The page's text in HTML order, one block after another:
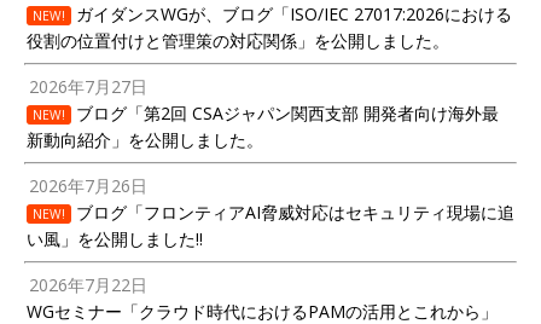
NEW!
ガイダンスWGが、ブログ「ISO/IEC 27017:2026における
役割の位置付けと管理策の対応関係」を公開しました。
2026年7月27日
NEW!
ブログ「第2回 CSAジャパン関西支部 開発者向け海外最
新動向紹介」を公開しました。
2026年7月26日
NEW!
ブログ「フロンティアAI脅威対応はセキュリティ現場に追
い風」を公開しました!!
2026年7月22日
WGセミナー「クラウド時代におけるPAMの活用とこれから」